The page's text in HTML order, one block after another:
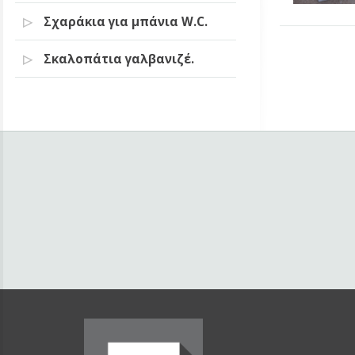
Σχαράκια για μπάνια W.C.
Σκαλοπάτια γαλβανιζέ.